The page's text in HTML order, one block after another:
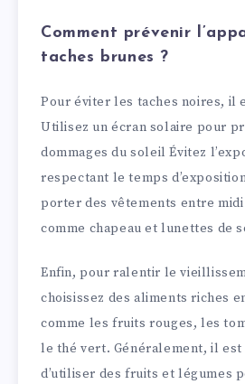
Comment prévenir
taches brunes ?
Pour éviter les taches noires, il
Utilisez un écran solaire pour
dommages du soleil Évitez
respectant le temps
porter des vêtements entre midi
comme chapeau et lunettes de
Enfin, pour ralentir le
choisissez des aliments riches
comme les fruits rouges, les
le thé vert. Généralement, il est
d’utiliser des fruits et légumes